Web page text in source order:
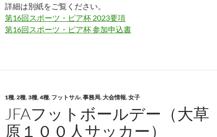
詳細は別紙をご覧ください。
第16回スポーツ・ピア杯 2023要項
第16回スポーツ・ピア杯 参加申込書
1種,2種,3種,4種, フットサル,事務局,大会情報,女子
JFAフットボールデー（大草
原１００人サッカー）